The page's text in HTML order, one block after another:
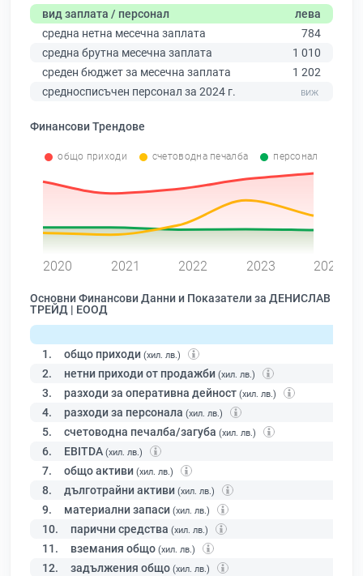
вид заплата / персонал
лева
средна нетна месечна заплата
784
средна брутна месечна заплата
1 010
среден бюджет за месечна заплата
1 202
средносписъчен персонал за 2024 г.
Финансови Трендове
общо приходи счетоводна печалба персонал
2020 2021 2022 2023 2024
Основни Финансови Данни и Показатели за ДЕНИСЛАВ
ТРЕЙД | ЕООД
1. общо приходи (хил. лв.)
2. нетни приходи от продажби (хил. лв.)
3. разходи за оперативна дейност (хил. лв.)
4. разходи за персонала (хил. лв.)
5. счетоводна печалба/загуба (хил. лв.)
6. EBITDA (хил. лв.)
7. общо активи (хил. лв.)
8. дълготрайни активи (хил. лв.)
9. материални запаси (хил. лв.)
10. парични средства (хил. лв.)
11. вземания общо (хил. лв.)
12. задължения общо (хил. лв.)